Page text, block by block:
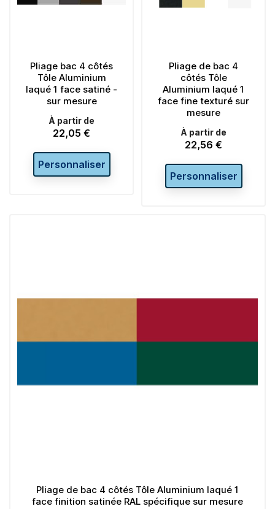
Pliage bac 4 côtés
Tôle Aluminium
laqué 1 face satiné -
sur mesure
À partir de
Prix
22,05 €
Personnaliser
Pliage de bac 4
côtés Tôle
Aluminium laqué 1
face fine texturé sur
mesure
À partir de
Prix
22,56 €
Personnaliser
Pliage de bac 4 côtés Tôle Aluminium laqué 1
face finition satinée RAL spécifique sur mesure